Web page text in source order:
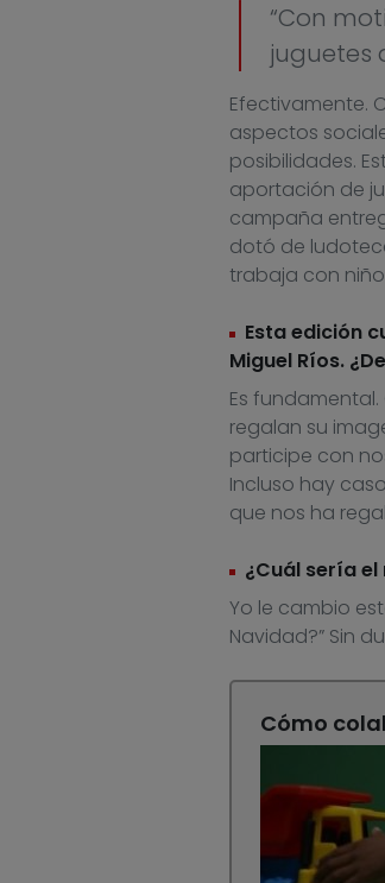
“Con
juguetes
Efectivamente.
aspectos
posibilidades.
aportación de
campaña
dotó de
trabaja con
Esta edición
Miguel Ríos.
Es
regalan su
participe con
Incluso hay
que nos ha
¿Cuál sería
Yo le cambio
Navidad?” Sin
Cómo